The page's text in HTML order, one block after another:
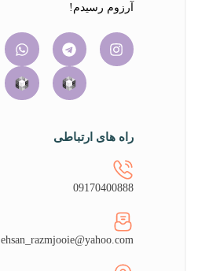
آرزوم رسیدم!
راه های ارتباطی
09170400888
ehsan_razmjooie@yahoo.com